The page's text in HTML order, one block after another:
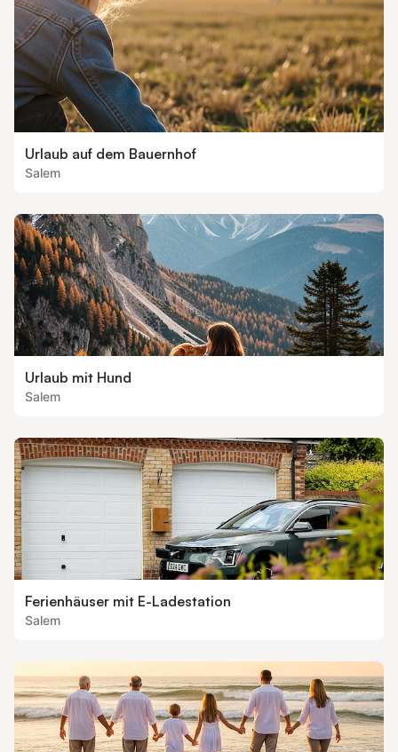
Urlaub auf dem Bauernhof
Salem
Urlaub mit Hund
Salem
Ferienhäuser mit E-Ladestation
Salem